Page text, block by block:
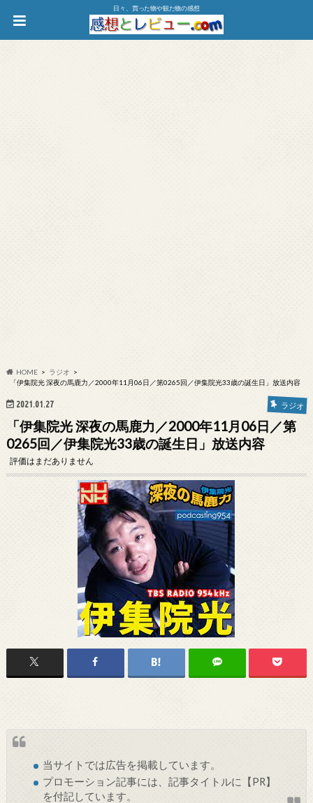
日々、買った物や観た物の感想
HOME
ラジオ
「伊集院光 深夜の馬鹿力／2000年11月06日／第0265回／伊集院光33歳の誕生日」放送内容
2021.01.27 ラジオ
「伊集院光 深夜の馬鹿力／2000年11月06日／第
0265回／伊集院光33歳の誕生日」放送内容
評価はまだありません
当サイトでは広告を掲載しています。
プロモーション記事には、記事タイトルに【PR】
を付記しています。